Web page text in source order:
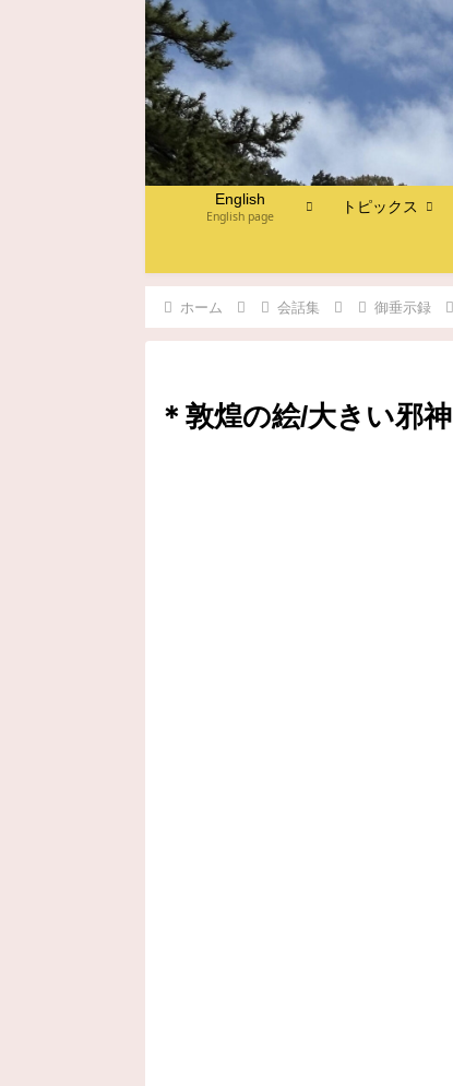
English
English page
トピックス
ホーム 会話集 御垂示録
＊敦煌の絵/大きい邪